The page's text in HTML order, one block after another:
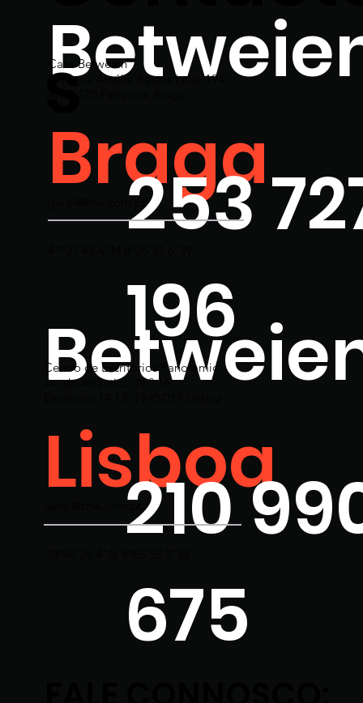
Lisboa
Centro de Escritórios Panoramic
Av. do Atlântico, N.º 16
210
675
geral@btw.com.pt
Braga
Casa Betweien
R. Maria Amélia Bastos Leite 194,
253
196
s